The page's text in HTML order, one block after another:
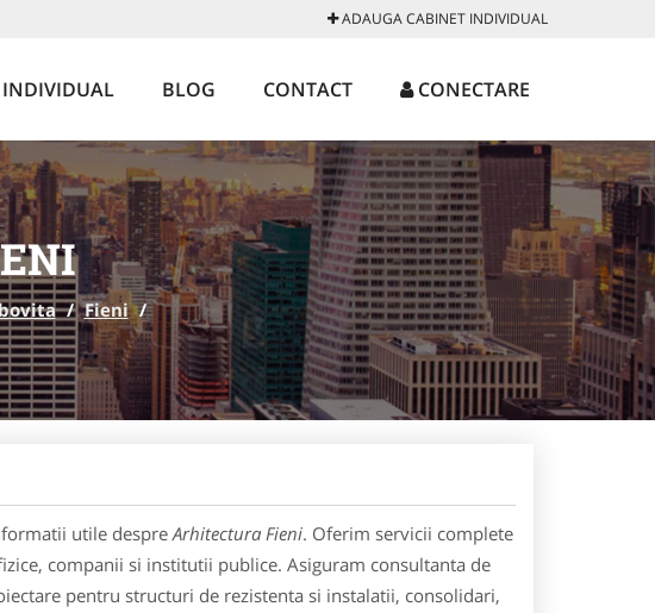
ADAUGA CABINET INDIVIDUAL
INDIVIDUAL BLOG CONTACT CONECTARE
/ Fieni /
utile despreArhitectura Fieni. Oferim servicii complete
companii si institutii publice. Asiguram consultanta de
pentru structuri de rezistenta si instalatii, consolidari,